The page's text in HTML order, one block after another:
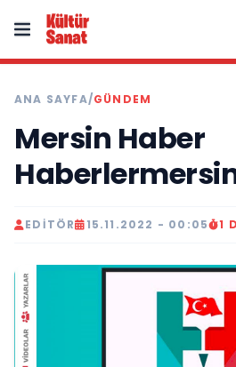
ANA SAYFA/GÜNDEM
Mersin Haber
EDITÖR 15.11.2022 - 00:05 1